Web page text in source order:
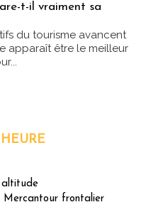
t-il vraiment sa
du tourisme avancent
apparaît être le meilleur
HEURE
altitude
Mercantour frontalier